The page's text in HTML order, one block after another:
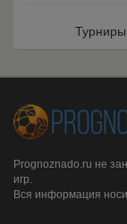
Турниры
Prognoznado.ru не
игр.
Вся информация